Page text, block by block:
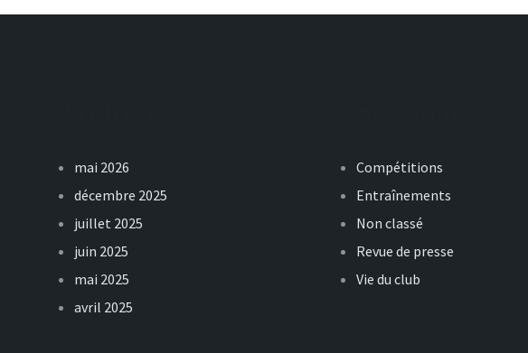
mai 2026
décembre 2025
juillet 2025
juin 2025
mai 2025
avril 2025
Compétitions
Entraînements
Non classé
Revue de presse
Vie du club